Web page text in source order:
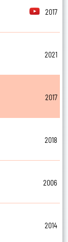
2017
2021
2017
2018
2006
2014